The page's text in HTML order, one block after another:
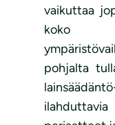
vaikuttaa
koko
pohjalta